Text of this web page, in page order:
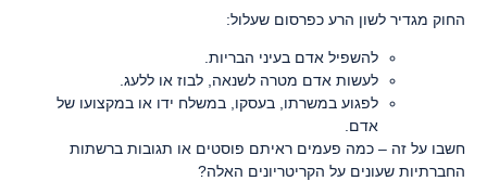
החוק מגדיר לשון הרע כפרסום שעלול:
להשפיל אדם בעיני הבריות.
לעשות אדם מטרה לשנאה, לבוז או ללעג.
לפגוע במשרתו, בעסקו, במשלח ידו או במקצועו של
אדם.
חשבו על זה – כמה פעמים ראיתם פוסטים או תגובות ברשתות
החברתיות שעונים על הקריטריונים האלה?